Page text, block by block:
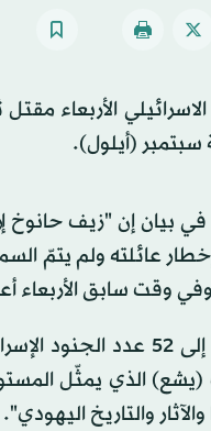
الأربعاء
سبتمبر (أيلول).
عائلته ولم يتمّ
وقت سابق الأربعاء
وبذلك يرتفع إلى
الذي يمثّل
والتاريخ اليهودي".